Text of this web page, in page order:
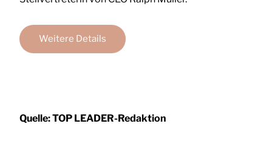
Weitere Details
Quelle:TOP LEADER-Redaktion